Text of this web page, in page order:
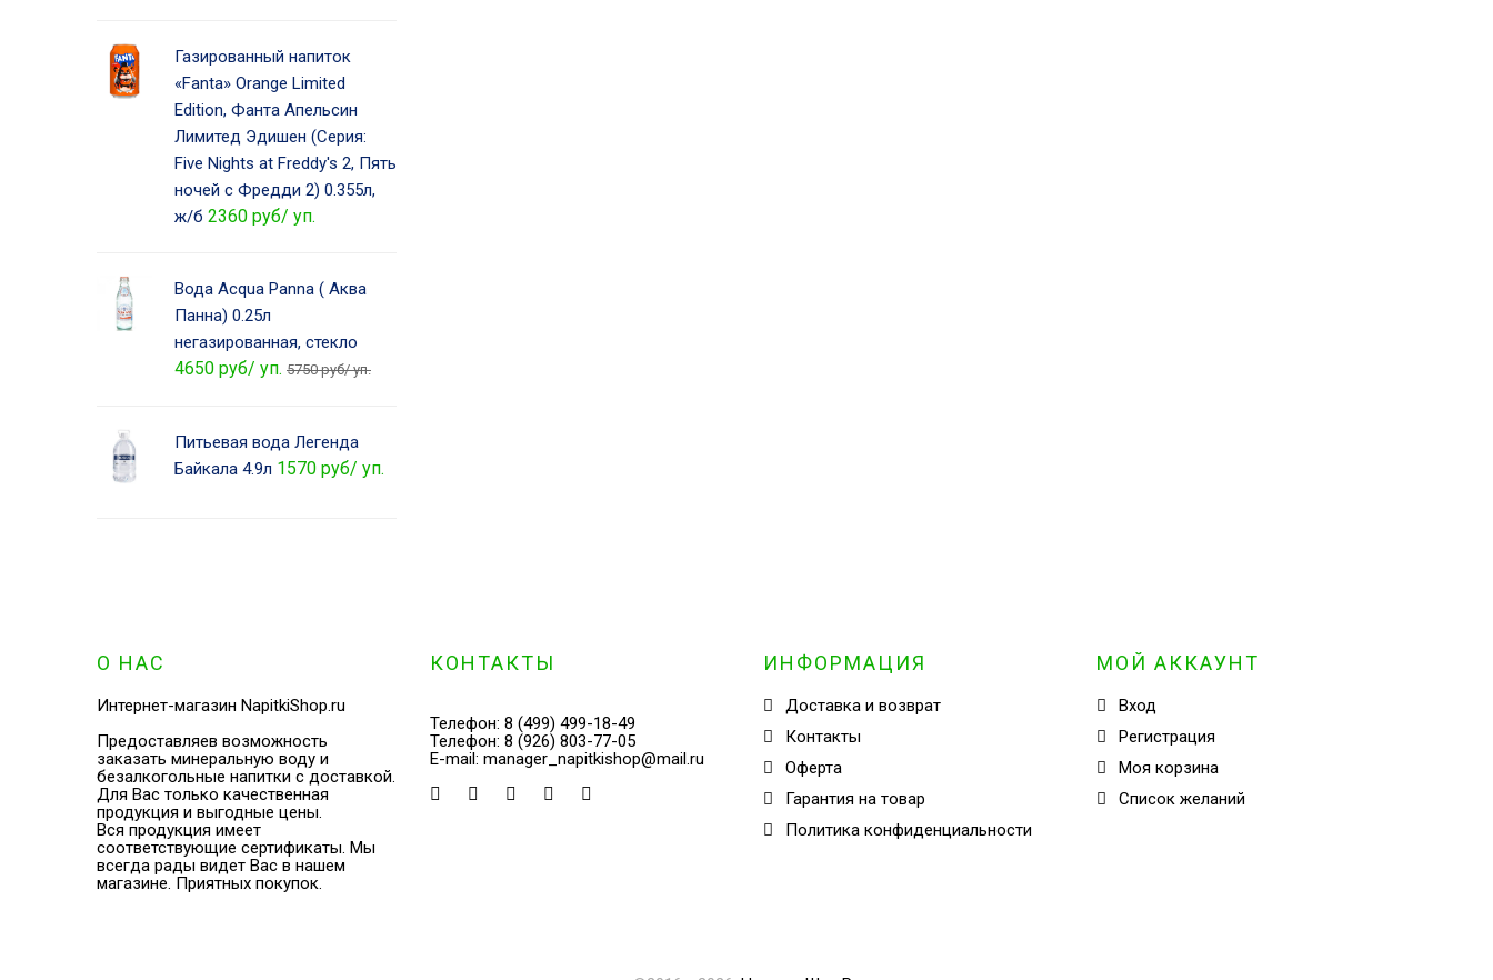
Газированный напиток
«Fanta» Orange Limited
Edition, Фанта Апельсин
Лимитед Эдишен (Серия:
Five Nights at Freddy's 2, Пять
ночей с Фредди 2) 0.355л,
ж/б 2360 руб/ уп.
Вода Acqua Panna ( Аква
Панна) 0.25л
негазированная, стекло
4650 руб/ уп. 5750 руб/ уп.
Питьевая вода Легенда
Байкала 4.9л 1570 руб/ уп.
О НАС
Интернет-магазин NapitkiShop.ru
Предоставляев возможность
заказать минеральную воду и
безалкогольные напитки с доставкой.
Для Вас только качественная
продукция и выгодные цены.
Вся продукция имеет
соответствующие сертификаты. Мы
всегда рады видет Вас в нашем
магазине. Приятных покупок.
КОНТАКТЫ
Телефон: 8 (499) 499-18-49
Телефон: 8 (926) 803-77-05
E-mail: manager_napitkishop@mail.ru
ИНФОРМАЦИЯ
Доставка и возврат
Контакты
Оферта
Гарантия на товар
Политика конфиденциальности
МОЙ АККАУНТ
Вход
Регистрация
Моя корзина
Cписок желаний